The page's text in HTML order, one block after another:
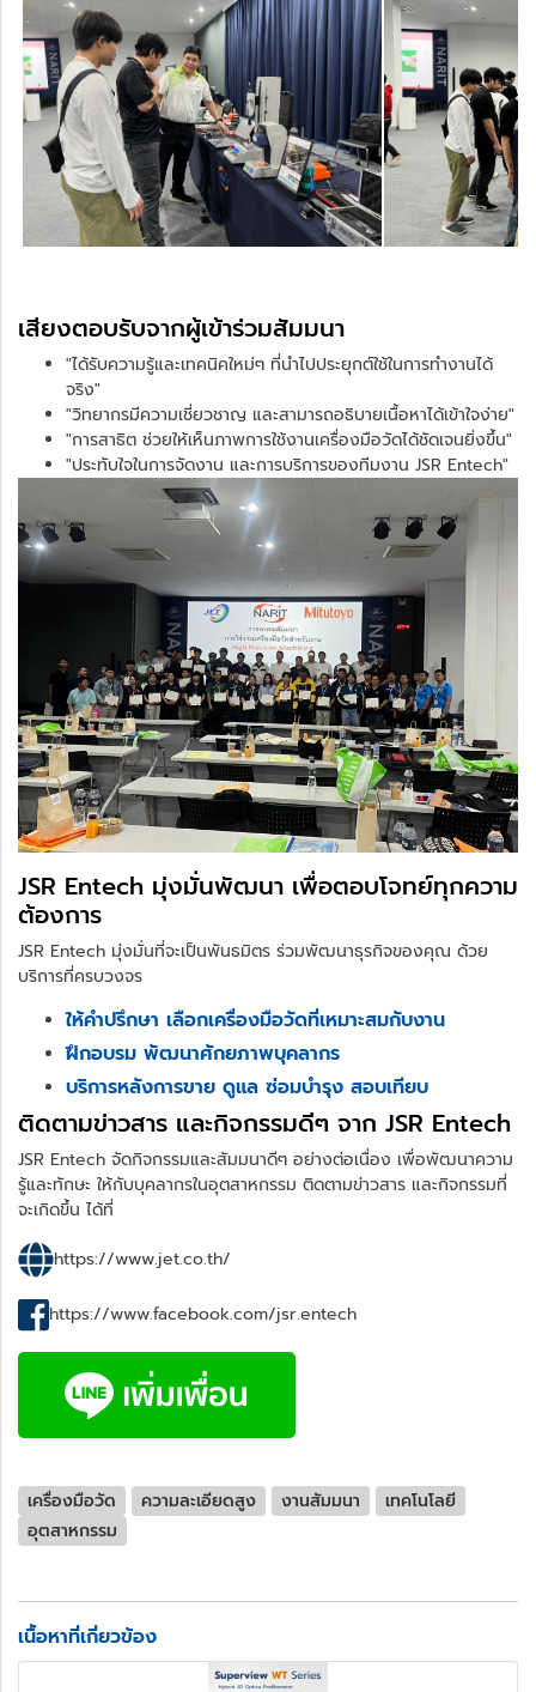
เสียงตอบรับจากผู้เข้าร่วมสัมมนา
"ได้รับความรู้และเทคนิคใหม่ๆ ที่นำไปประยุกต์ใช้ในการทำงานได้
จริง"
"วิทยากรมีความเชี่ยวชาญ และสามารถอธิบายเนื้อหาได้เข้าใจง่าย"
"การสาธิต ช่วยให้เห็นภาพการใช้งานเครื่องมือวัดได้ชัดเจนยิ่งขึ้น"
"ประทับใจในการจัดงาน และการบริการของทีมงาน JSR Entech"
JSR Entech มุ่งมั่นพัฒนา เพื่อตอบโจทย์ทุกความ
ต้องการ
JSR Entech มุ่งมั่นที่จะเป็นพันธมิตร ร่วมพัฒนาธุรกิจของคุณ ด้วย
บริการที่ครบวงจร
ให้คำปรึกษา เลือกเครื่องมือวัดที่เหมาะสมกับงาน
ฝึกอบรม พัฒนาศักยภาพบุคลากร
บริการหลังการขาย ดูแล ซ่อมบำรุง สอบเทียบ
ติดตามข่าวสาร และกิจกรรมดีๆ จาก JSR Entech
JSR Entech จัดกิจกรรมและสัมมนาดีๆ อย่างต่อเนื่อง เพื่อพัฒนาความ
รู้และทักษะ ให้กับบุคลากรในอุตสาหกรรม ติดตามข่าวสาร และกิจกรรมที่
จะเกิดขึ้น ได้ที่
https://www.jet.co.th/
https://www.facebook.com/jsr.entech
เครื่องมือวัด ความละเอียดสูง งานสัมมนา
เทคโนโลยี
อุตสาหกรรม
เนื้อหาที่เกี่ยวข้อง